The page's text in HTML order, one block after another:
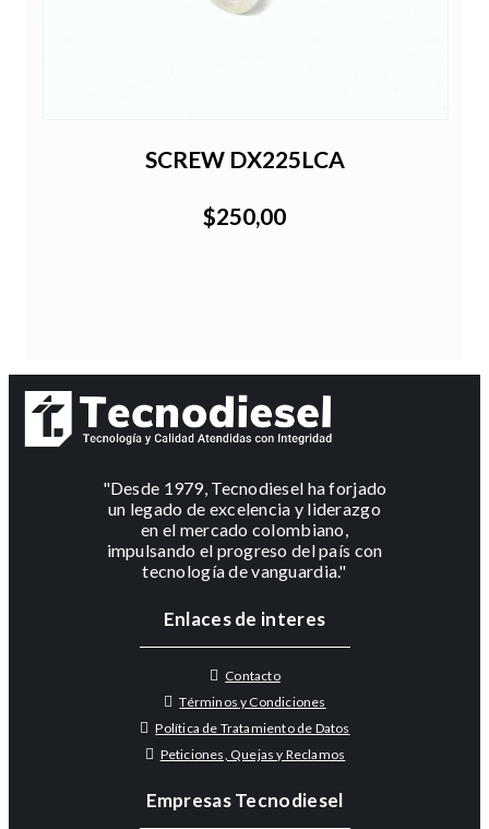
SCREW DX225LCA
$250,00
"Desde 1979, Tecnodiesel ha forjado
un legado de excelencia y liderazgo
en el mercado colombiano,
impulsando el progreso del país con
tecnología de vanguardia."
Enlaces de interes
Contacto
Términos y Condiciones
Política de Tratamiento de Datos
Peticiones, Quejas y Reclamos
Empresas Tecnodiesel